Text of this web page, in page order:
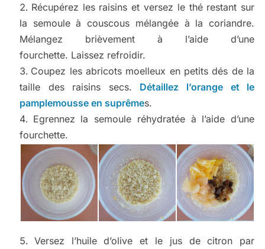
Récupérez les raisins et versez le thé restant sur
la semoule à couscous mélangée à la coriandre.
Mélangez brièvement à l’aide d’une
fourchette. Laissez refroidir.
Coupez les abricots moelleux en petits dés de la
taille des raisins secs. Détaillez l’orange et le
pamplemousse en suprêmes.
Egrennez la semoule réhydratée à l’aide d’une
fourchette.
Versez l’huile d’olive et le jus de citron par